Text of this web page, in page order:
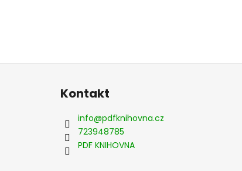
Z
Kontakt
info@pdfknihovna.cz
723948785
PDF KNIHOVNA